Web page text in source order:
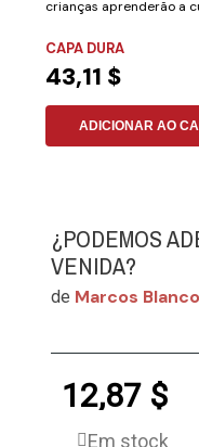
crianças aprenderão a
CAPA DURA
43,11 $
ADICIONAR AO
¿PODEMOS
VENIDA?
de Marcos Blanco
12,87 $
Em stock